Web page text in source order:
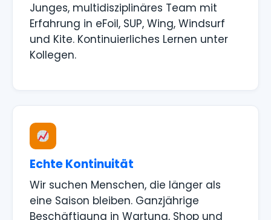
Junges, multidisziplinäres Team mit
Erfahrung in eFoil, SUP, Wing, Windsurf
und Kite. Kontinuierliches Lernen unter
Kollegen.
Echte Kontinuität
Wir suchen Menschen, die länger als
eine Saison bleiben. Ganzjährige
Beschäftigung in Wartung, Shop und